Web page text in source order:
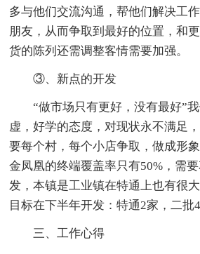
多与他们交流沟通，帮他们解决工
朋友，从而争取到最好的位置，和
货的陈列还需调整客情需要加强。
③、新点的开发
“做市场只有更好，没有最好”
虚，好学的态度，对现状永不满足
要每个村，每个小店争取，做成形
金凤凰的终端覆盖率只有50%，需
发，本镇是工业镇在特通上也有很
目标在下半年开发：特通2家，二批
三、工作心得